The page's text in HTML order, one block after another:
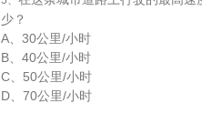
少？
A、30公里/小时
B、40公里/小时
C、50公里/小时
D、70公里/小时